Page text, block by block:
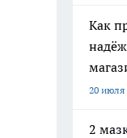
Как
20 июля
2